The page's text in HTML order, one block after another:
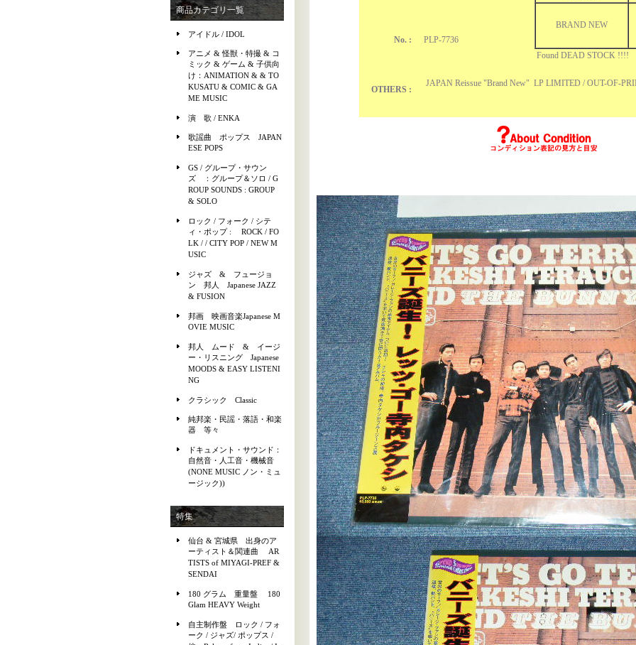
商品カテゴリ一覧
アイドル / IDOL
アニメ & 怪獣・特撮 & コ
ミック & ゲーム & 子供向
け：ANIMATION & & TO
KUSATU & COMIC & GA
ME MUSIC
演 歌 / ENKA
歌謡曲 ポップス JAPAN
ESE POPS
GS / グループ・サウン
ズ ：グループ＆ソロ / G
ROUP SOUNDS : GROUP
& SOLO
ロック / フォーク / シテ
ィ・ポップ : ROCK / FO
LK / / CITY POP / NEW M
USIC
ジャズ & フュージョ
ン 邦人 Japanese JAZZ
& FUSION
邦画 映画音楽Japanese M
OVIE MUSIC
邦人 ムード & イージ
ー・リスニング Japanese
MOODS & EASY LISTENI
NG
クラシック Classic
純邦楽・民謡・落語・和楽
器 等々
ドキュメント・サウンド：
自然音・人工音・機械音
(NONE MUSIC ノン・ミュ
ージック))
特集
仙台 & 宮城県 出身のア
ーティスト＆関連曲 AR
TISTS of MIYAGI-PREF &
SENDAI
180 グラム 重量盤 180
Glam HEAVY Weight
自主制作盤 ロック / フォ
ーク / ジャズ/ ポップス /
BRAND NEW
Found DEAD STOCK !!!!
No. : PLP-7736
OTHERS :
JAPAN Reissue "Brand New" LP LIMITED / OUT-OF-